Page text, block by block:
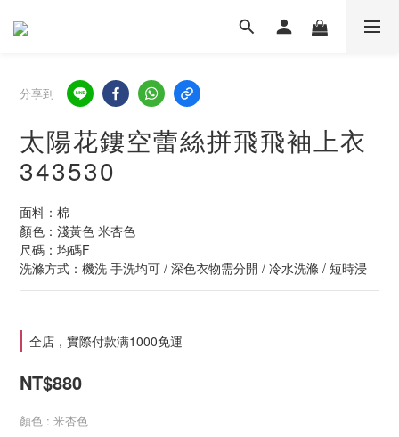
分享到
太陽花鏤空蕾絲拼飛飛袖上衣
343530
面料：棉
顏色：淺黃色 米杏色
尺碼：均碼F
洗滌方式：機洗 手洗均可 / 深色衣物需分開 / 冷水洗滌 / 短時浸
全店，實際付款满1000免運
NT$880
顏色 : 米杏色